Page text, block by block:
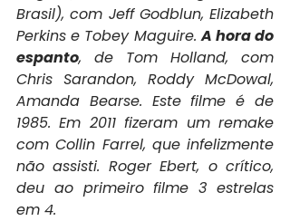
Brasil), com Jeff Godblun, Elizabeth
Perkins e Tobey Maguire. A hora do
espanto, de Tom Holland, com
Chris Sarandon, Roddy McDowal,
Amanda Bearse. Este filme é de
1985. Em 2011 fizeram um remake
com Collin Farrel, que infelizmente
não assisti. Roger Ebert, o crítico,
deu ao primeiro filme 3 estrelas
em 4.